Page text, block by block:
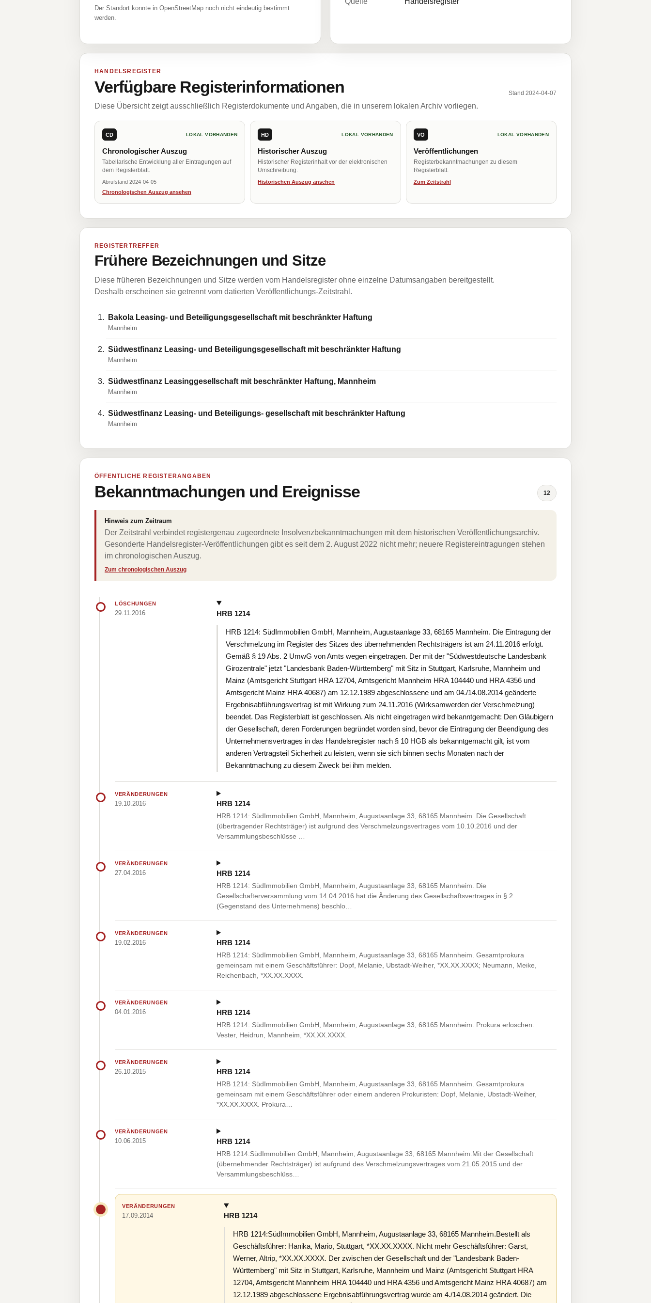
Der Standort konnte in OpenStreetMap noch nicht eindeutig bestimmt
werden.
HANDELSREGISTER
Verfügbare Registerinformationen Stand 2024-04-07
Diese Übersicht zeigt ausschließlich Registerdokumente und Angaben, die in unserem lokalen Archiv vorliegen.
CD LOKAL VORHANDEN
Chronologischer Auszug
Tabellarische Entwicklung aller Eintragungen auf
dem Registerblatt.
Abrufstand 2024-04-05
Chronologischen Auszug ansehen
HD LOKAL VORHANDEN
Historischer Auszug
Historischer Registerinhalt vor der elektronischen
Umschreibung.
Historischen Auszug ansehen
VÖ LOKAL VORHANDEN
Veröffentlichungen
Registerbekanntmachungen zu diesem
Registerblatt.
Zum Zeitstrahl
REGISTERTREFFER
Frühere Bezeichnungen und Sitze
Diese früheren Bezeichnungen und Sitze werden vom Handelsregister ohne einzelne Datumsangaben bereitgestellt.
Deshalb erscheinen sie getrennt vom datierten Veröffentlichungs-Zeitstrahl.
Bakola Leasing- und Beteiligungsgesellschaft mit beschränkter Haftung
Mannheim
Südwestfinanz Leasing- und Beteiligungsgesellschaft mit beschränkter Haftung
Mannheim
Südwestfinanz Leasinggesellschaft mit beschränkter Haftung, Mannheim
Mannheim
Südwestfinanz Leasing- und Beteiligungs- gesellschaft mit beschränkter Haftung
Mannheim
ÖFFENTLICHE REGISTERANGABEN
Bekanntmachungen und Ereignisse 12
Hinweis zum Zeitraum
Der Zeitstrahl verbindet registergenau zugeordnete Insolvenzbekanntmachungen mit dem historischen Veröffentlichungsarchiv.
Gesonderte Handelsregister-Veröffentlichungen gibt es seit dem 2. August 2022 nicht mehr; neuere Registereintragungen stehen
im chronologischen Auszug.
Zum chronologischen Auszug
LÖSCHUNGEN
29.11.2016 HRB 1214
HRB 1214: SüdImmobilien GmbH, Mannheim, Augustaanlage 33, 68165 Mannheim. Die Eintragung der
Verschmelzung im Register des Sitzes des übernehmenden Rechtsträgers ist am 24.11.2016 erfolgt.
Gemäß § 19 Abs. 2 UmwG von Amts wegen eingetragen. Der mit der "Südwestdeutsche Landesbank
Girozentrale" jetzt "Landesbank Baden-Württemberg" mit Sitz in Stuttgart, Karlsruhe, Mannheim und
Mainz (Amtsgericht Stuttgart HRA 12704, Amtsgericht Mannheim HRA 104440 und HRA 4356 und
Amtsgericht Mainz HRA 40687) am 12.12.1989 abgeschlossene und am 04./14.08.2014 geänderte
Ergebnisabführungsvertrag ist mit Wirkung zum 24.11.2016 (Wirksamwerden der Verschmelzung)
beendet. Das Registerblatt ist geschlossen. Als nicht eingetragen wird bekanntgemacht: Den Gläubigern
der Gesellschaft, deren Forderungen begründet worden sind, bevor die Eintragung der Beendigung des
Unternehmensvertrages in das Handelsregister nach § 10 HGB als bekanntgemacht gilt, ist vom
anderen Vertragsteil Sicherheit zu leisten, wenn sie sich binnen sechs Monaten nach der
Bekanntmachung zu diesem Zweck bei ihm melden.
VERÄNDERUNGEN
19.10.2016 HRB 1214
HRB 1214: SüdImmobilien GmbH, Mannheim, Augustaanlage 33, 68165 Mannheim. Die Gesellschaft
(übertragender Rechtsträger) ist aufgrund des Verschmelzungsvertrages vom 10.10.2016 und der
Versammlungsbeschlüsse …
VERÄNDERUNGEN
27.04.2016 HRB 1214
HRB 1214: SüdImmobilien GmbH, Mannheim, Augustaanlage 33, 68165 Mannheim. Die
Gesellschafterversammlung vom 14.04.2016 hat die Änderung des Gesellschaftsvertrages in § 2
(Gegenstand des Unternehmens) beschlo…
VERÄNDERUNGEN
19.02.2016 HRB 1214
HRB 1214: SüdImmobilien GmbH, Mannheim, Augustaanlage 33, 68165 Mannheim. Gesamtprokura
gemeinsam mit einem Geschäftsführer: Dopf, Melanie, Ubstadt-Weiher, *XX.XX.XXXX; Neumann, Meike,
Reichenbach, *XX.XX.XXXX.
VERÄNDERUNGEN
04.01.2016 HRB 1214
HRB 1214: SüdImmobilien GmbH, Mannheim, Augustaanlage 33, 68165 Mannheim. Prokura erloschen:
Vester, Heidrun, Mannheim, *XX.XX.XXXX.
VERÄNDERUNGEN
26.10.2015 HRB 1214
HRB 1214: SüdImmobilien GmbH, Mannheim, Augustaanlage 33, 68165 Mannheim. Gesamtprokura
gemeinsam mit einem Geschäftsführer oder einem anderen Prokuristen: Dopf, Melanie, Ubstadt-Weiher,
*XX.XX.XXXX. Prokura…
VERÄNDERUNGEN
10.06.2015 HRB 1214
HRB 1214:SüdImmobilien GmbH, Mannheim, Augustaanlage 33, 68165 Mannheim.Mit der Gesellschaft
(übernehmender Rechtsträger) ist aufgrund des Verschmelzungsvertrages vom 21.05.2015 und der
Versammlungsbeschlüss…
VERÄNDERUNGEN
17.09.2014 HRB 1214
HRB 1214:SüdImmobilien GmbH, Mannheim, Augustaanlage 33, 68165 Mannheim.Bestellt als
Geschäftsführer: Hanika, Mario, Stuttgart, *XX.XX.XXXX. Nicht mehr Geschäftsführer: Garst,
Werner, Altrip, *XX.XX.XXXX. Der zwischen der Gesellschaft und der "Landesbank Baden-
Württemberg" mit Sitz in Stuttgart, Karlsruhe, Mannheim und Mainz (Amtsgericht Stuttgart HRA
12704, Amtsgericht Mannheim HRA 104440 und HRA 4356 und Amtsgericht Mainz HRA 40687) am
12.12.1989 abgeschlossene Ergebnisabführungsvertrag wurde am 4./14.08.2014 geändert. Die